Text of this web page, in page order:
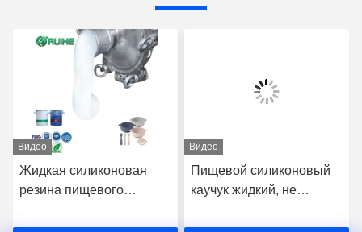
Видео
Жидкая силиконовая
резина пищевого
необработанная после
Видео
Пищевой силиконовый
каучук жидкий, не
отверждения, для